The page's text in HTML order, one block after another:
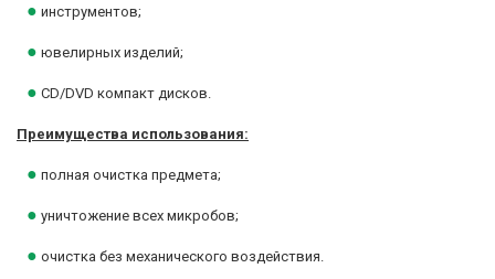
● инструментов;
● ювелирных изделий;
● CD/DVD компакт дисков.
Преимущества использования:
● полная очистка предмета;
● уничтожение всех микробов;
● очистка без механического воздействия.